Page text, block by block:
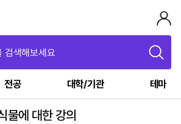
검색해보세요
전공 대학/기관 테마
물에 대한 강의